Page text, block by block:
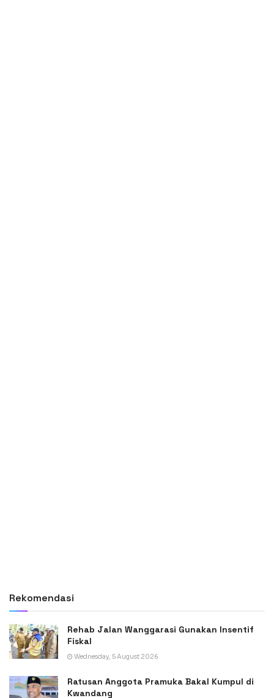
Rekomendasi
Rehab Jalan Wanggarasi Gunakan Insentif
Fiskal
Wednesday, 5 August 2026
Ratusan Anggota Pramuka Bakal Kumpul di
Kwandang